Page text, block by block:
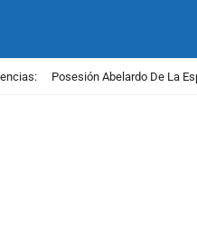
Posesión Abelardo De La